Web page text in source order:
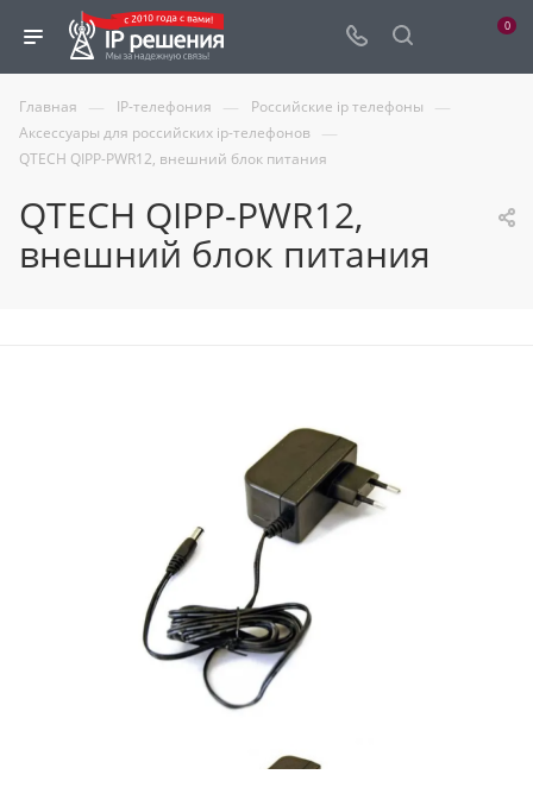
0
Главная — IP-телефония — Российские ip телефоны —
Аксессуары для российских ip-телефонов —
QTECH QIPP-PWR12, внешний блок питания
QTECH QIPP-PWR12,
внешний блок питания